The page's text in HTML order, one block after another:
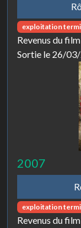
exploitation
Revenus du film
Sortie le 26/
2007
exploitation
Revenus du film